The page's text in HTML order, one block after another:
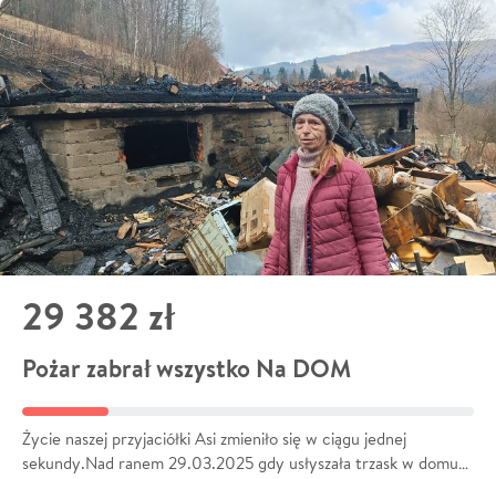
29 382 zł
Pożar zabrał wszystko Na DOM
Życie naszej przyjaciółki Asi zmieniło się w ciągu jednej
sekundy.Nad ranem 29.03.2025 gdy usłyszała trzask w domu…